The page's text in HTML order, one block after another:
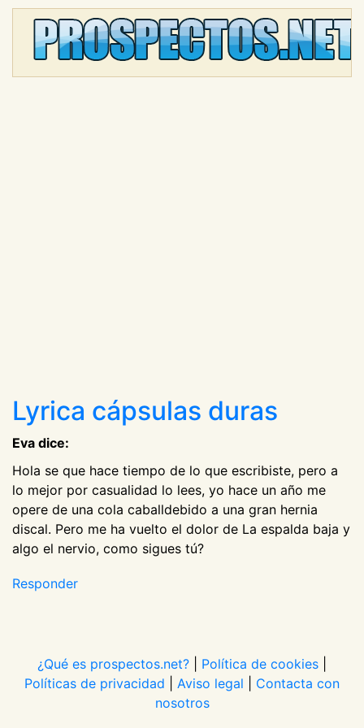
Lyrica cápsulas duras
Eva dice:
Hola se que hace tiempo de lo que escribiste, pero a
lo mejor por casualidad lo lees, yo hace un año me
opere de una cola caballdebido a una gran hernia
discal. Pero me ha vuelto el dolor de La espalda baja y
algo el nervio, como sigues tú?
Responder
¿Qué es prospectos.net? Política de cookies
Políticas de privacidad
Aviso legal
Contacta con
nosotros